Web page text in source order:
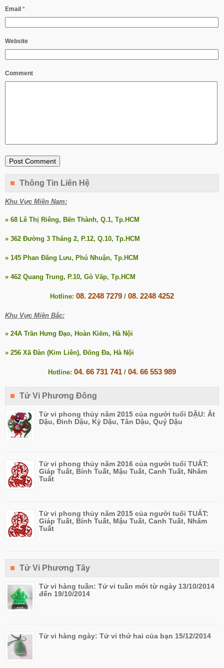
Email *
Website
Comment
Thông Tin Liên Hệ
Khu Vực Miền Nam:
» 68 Lê Thị Riêng, Bến Thành, Q.1, Tp.HCM
» 362 Đường 3 Tháng 2, P.12, Q.10, Tp.HCM
» 145 Phan Đăng Lưu, Phú Nhuận, Tp.HCM
» 462 Quang Trung, P.10, Gò Vấp, Tp.HCM
Hotline: 08. 2248 7279 / 08. 2248 4252
Khu Vực Miền Bắc:
» 24A Trần Hưng Đạo, Hoàn Kiếm, Hà Nội
» 256 Xã Đàn (Kim Liên), Đống Đa, Hà Nội
Hotline: 04. 66 731 741 / 04. 66 553 989
Tử Vi Phương Đông
Tử vi phong thủy năm 2015 của người tuổi DẬU: Ất
Dậu, Đinh Dậu, Kỷ Dậu, Tân Dậu, Quý Dậu
Tử vi phong thủy năm 2016 của người tuổi TUẤT:
Giáp Tuất, Bính Tuất, Mậu Tuất, Canh Tuất, Nhâm
Tuất
Tử vi phong thủy năm 2015 của người tuổi TUẤT:
Giáp Tuất, Bính Tuất, Mậu Tuất, Canh Tuất, Nhâm
Tuất
Tử Vi Phương Tây
Tử vi hàng tuần: Tử vi tuần mới từ ngày 13/10/2014
đến 19/10/2014
Tử vi hàng ngày: Tử vi thứ hai của bạn 15/12/2014